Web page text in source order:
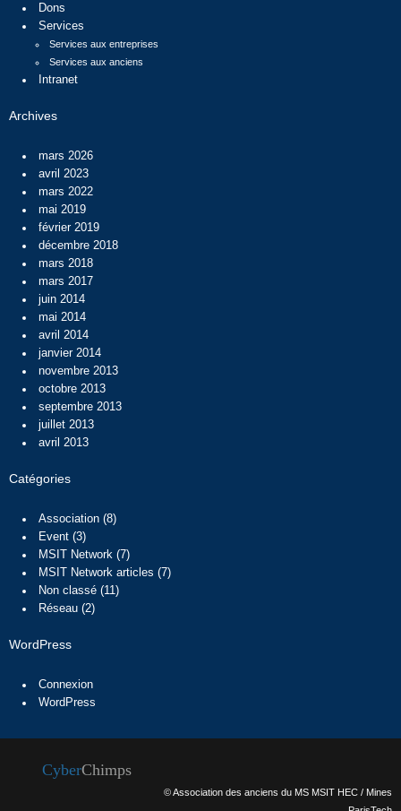
Dons
Services
Services aux entreprises
Services aux anciens
Intranet
Archives
mars 2026
avril 2023
mars 2022
mai 2019
février 2019
décembre 2018
mars 2018
mars 2017
juin 2014
mai 2014
avril 2014
janvier 2014
novembre 2013
octobre 2013
septembre 2013
juillet 2013
avril 2013
Catégories
Association(8)
Event(3)
MSIT Network(7)
MSIT Network articles (7)
Non classé(11)
Réseau(2)
WordPress
Connexion
WordPress
CyberChimps
© Association des anciens du MS MSIT HEC / Mines